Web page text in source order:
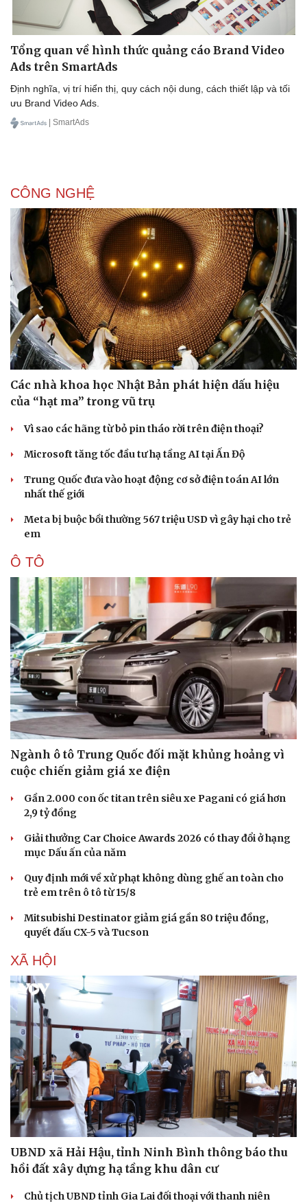
Sức khỏe
Dinh dưỡng - món ngon
Cây thuốc
Sản phụ khoa
Nam khoa
Làm đẹp - giảm cân
Ăn sạch sống khỏe
Đời sống
Nhà đẹp
Blog
Tình yêu - Gia đình
Tổng quan về hình thức quảng cáo Brand Video
Ads trên SmartAds
Định nghĩa, vị trí hiển thị, quy cách nội dung, cách thiết lập và tối
ưu Brand Video Ads.
| SmartAds
CÔNG NGHỆ
Các nhà khoa học Nhật Bản phát hiện dấu hiệu
của “hạt ma” trong vũ trụ
Vì sao các hãng từ bỏ pin tháo rời trên điện thoại?
Microsoft tăng tốc đầu tư hạ tầng AI tại Ấn Độ
Trung Quốc đưa vào hoạt động cơ sở điện toán AI lớn
nhất thế giới
Meta bị buộc bồi thường 567 triệu USD vì gây hại cho trẻ
em
Ô TÔ
Ngành ô tô Trung Quốc đối mặt khủng hoảng vì
cuộc chiến giảm giá xe điện
Gần 2.000 con ốc titan trên siêu xe Pagani có giá hơn
2,9 tỷ đồng
Giải thưởng Car Choice Awards 2026 có thay đổi ở hạng
mục Dấu ấn của năm
Quy định mới về xử phạt không dùng ghế an toàn cho
trẻ em trên ô tô từ 15/8
Mitsubishi Destinator giảm giá gần 80 triệu đồng,
quyết đấu CX-5 và Tucson
XÃ HỘI
UBND xã Hải Hậu, tỉnh Ninh Bình thông báo thu
hồi đất xây dựng hạ tầng khu dân cư
Chủ tịch UBND tỉnh Gia Lai đối thoại với thanh niên